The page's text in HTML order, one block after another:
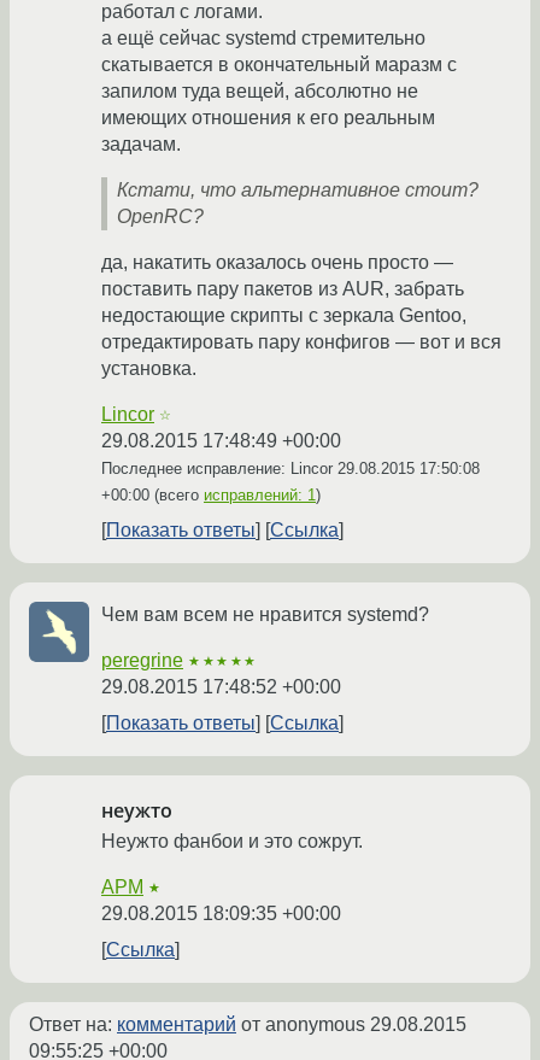
работал с логами.
а ещё сейчас systemd стремительно
скатывается в окончательный маразм с
запилом туда вещей, абсолютно не
имеющих отношения к его реальным
задачам.
Кстати, что альтернативное стоит?
OpenRC?
да, накатить оказалось очень просто —
поставить пару пакетов из AUR, забрать
недостающие скрипты с зеркала Gentoo,
отредактировать пару конфигов — вот и вся
установка.
Lincor ☆
29.08.2015 17:48:49 +00:00
Последнее исправление: Lincor 29.08.2015 17:50:08
+00:00 (всего исправлений: 1)
Показать ответы Ссылка
Чем вам всем не нравится systemd?
peregrine ★★★★★
29.08.2015 17:48:52 +00:00
Показать ответы
Ссылка
неужто
Неужто фанбои и это сожрут.
APM ★
29.08.2015 18:09:35 +00:00
Ссылка
Ответ на: комментарий от anonymous 29.08.2015
09:55:25 +00:00